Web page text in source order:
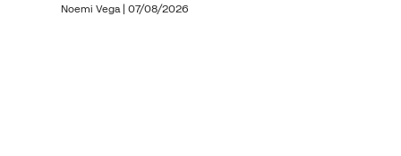
Noemi Vega | 07/08/2026